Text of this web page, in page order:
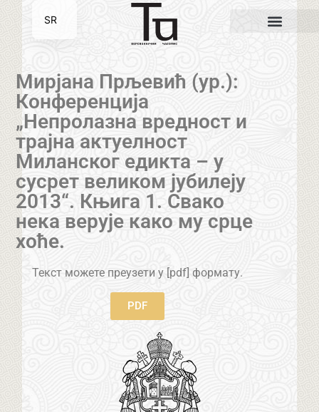
Мирјана Прљевић (ур.):
Конференција
„Непролазна вредност и
трајна актуелност
Миланског едикта – у
сусрет великом јубилеју
2013“. Књига 1. Свако
нека верује како му срце
хоће.
Текст можете преузети у [pdf] формату.
PDF
SR
EN